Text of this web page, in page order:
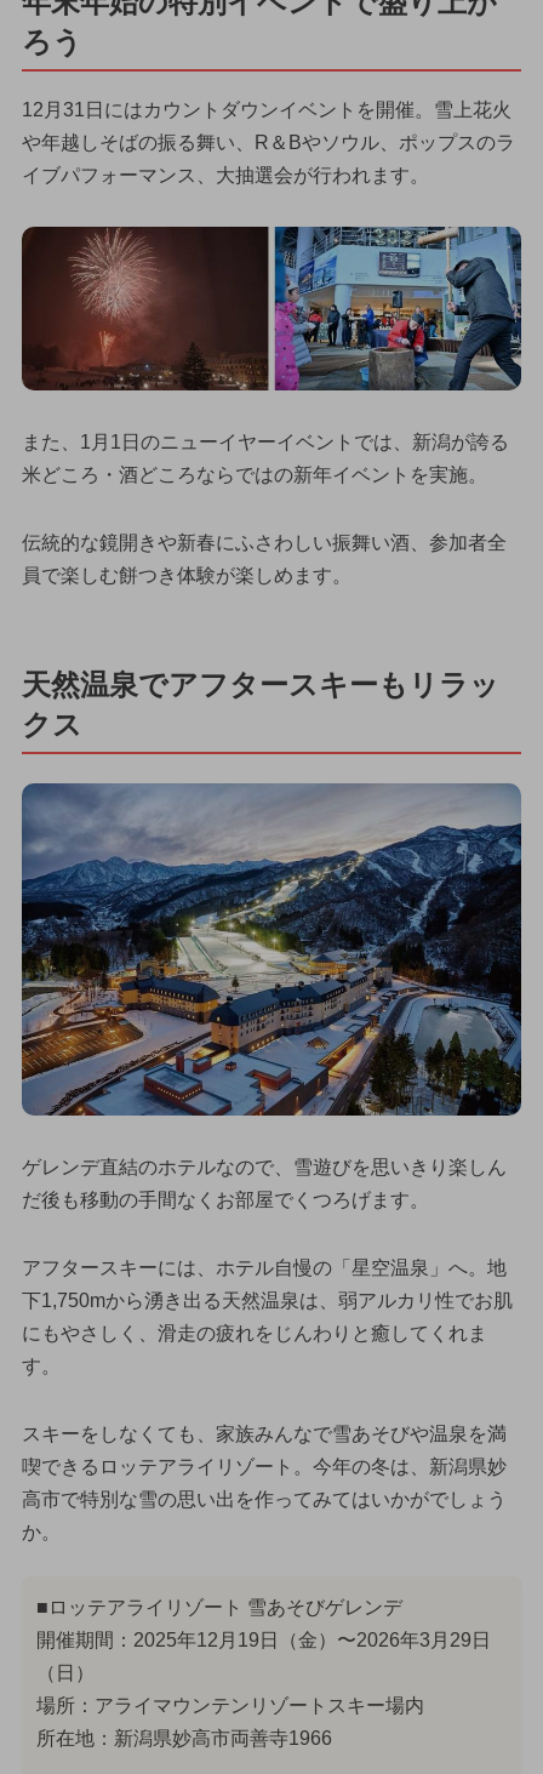
ろう
12月31日にはカウントダウンイベントを開催。雪上花火
や年越しそばの振る舞い、R＆Bやソウル、ポップスのラ
イブパフォーマンス、大抽選会が行われます。
また、1月1日のニューイヤーイベントでは、新潟が誇る
米どころ・酒どころならではの新年イベントを実施。
伝統的な鏡開きや新春にふさわしい振舞い酒、参加者全
員で楽しむ餅つき体験が楽しめます。
天然温泉でアフタースキーもリラッ
クス
ゲレンデ直結のホテルなので、雪遊びを思いきり楽しん
だ後も移動の手間なくお部屋でくつろげます。
アフタースキーには、ホテル自慢の「星空温泉」へ。地
下1,750mから湧き出る天然温泉は、弱アルカリ性でお肌
にもやさしく、滑走の疲れをじんわりと癒してくれま
す。
スキーをしなくても、家族みんなで雪あそびや温泉を満
喫できるロッテアライリゾート。今年の冬は、新潟県妙
高市で特別な雪の思い出を作ってみてはいかがでしょう
か。
■ロッテアライリゾート 雪あそびゲレンデ
開催期間：2025年12月19日（金）〜2026年3月29日
（日）
場所：アライマウンテンリゾートスキー場内
所在地：新潟県妙高市両善寺1966